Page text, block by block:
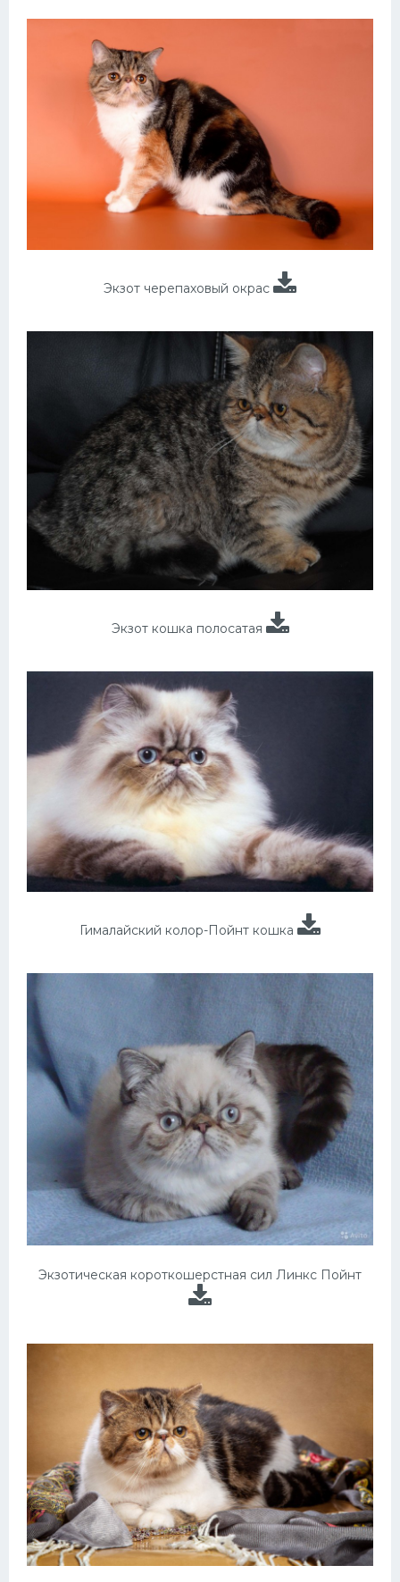
Экзот черепаховый окрас
Экзот кошка полосатая
Гималайский колор-Пойнт кошка
Экзотическая короткошерстная сил Линкс Пойнт